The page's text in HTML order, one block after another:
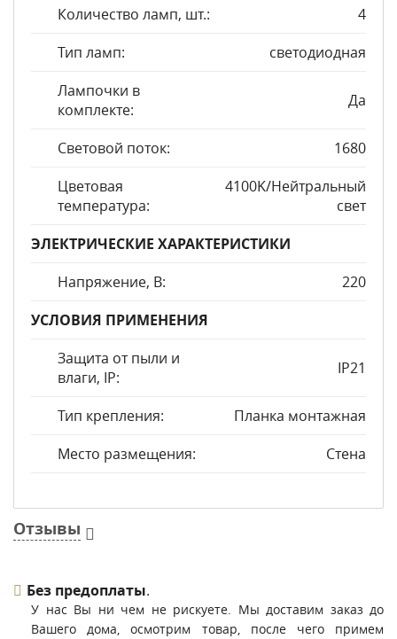
Количество ламп, шт.:
4
Тип ламп:
светодиодная
Лампочки в
комплекте:
Да
Световой поток:
1680
Цветовая
температура:
4100K/Нейтральный
свет
ЭЛЕКТРИЧЕСКИЕ ХАРАКТЕРИСТИКИ
Напряжение, В:
220
УСЛОВИЯ ПРИМЕНЕНИЯ
Защита от пыли и
влаги, IP:
IP21
Тип крепления:
Планка монтажная
Место размещения:
Стена
Отзывы
Без предоплаты.
У нас Вы ни чем не рискуете. Мы доставим заказ до
Вашего дома, осмотрим товар, после чего примем